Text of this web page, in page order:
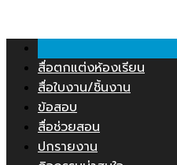
content
สื่อตกแต่งห้องเรียน
สื่อใบงาน/ชิ้นงาน
ข้อสอบ
สื่อช่วยสอน
ปกรายงาน